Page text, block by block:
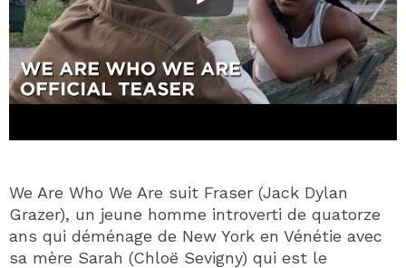
We Are Who We Are suit Fraser (Jack Dylan
Grazer), un jeune homme introverti de quatorze
ans qui déménage de New York en Vénétie avec
sa mère Sarah (Chloë Sevigny) qui est le